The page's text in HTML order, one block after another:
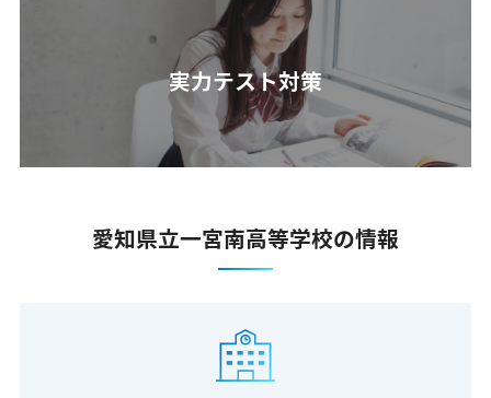
実力テスト対策
愛知県立一宮南高等学校の情報